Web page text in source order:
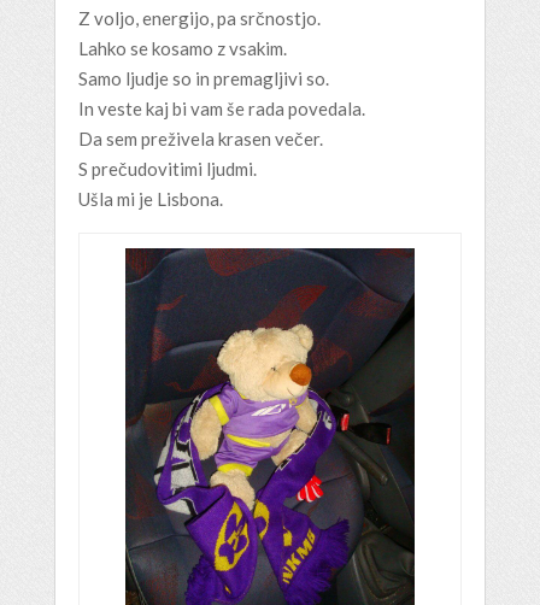
Z voljo, energijo, pa srčnostjo.
Lahko se kosamo z vsakim.
Samo ljudje so in premagljivi so.
In veste kaj bi vam še rada povedala.
Da sem preživela krasen večer.
S prečudovitimi ljudmi.
Ušla mi je Lisbona.